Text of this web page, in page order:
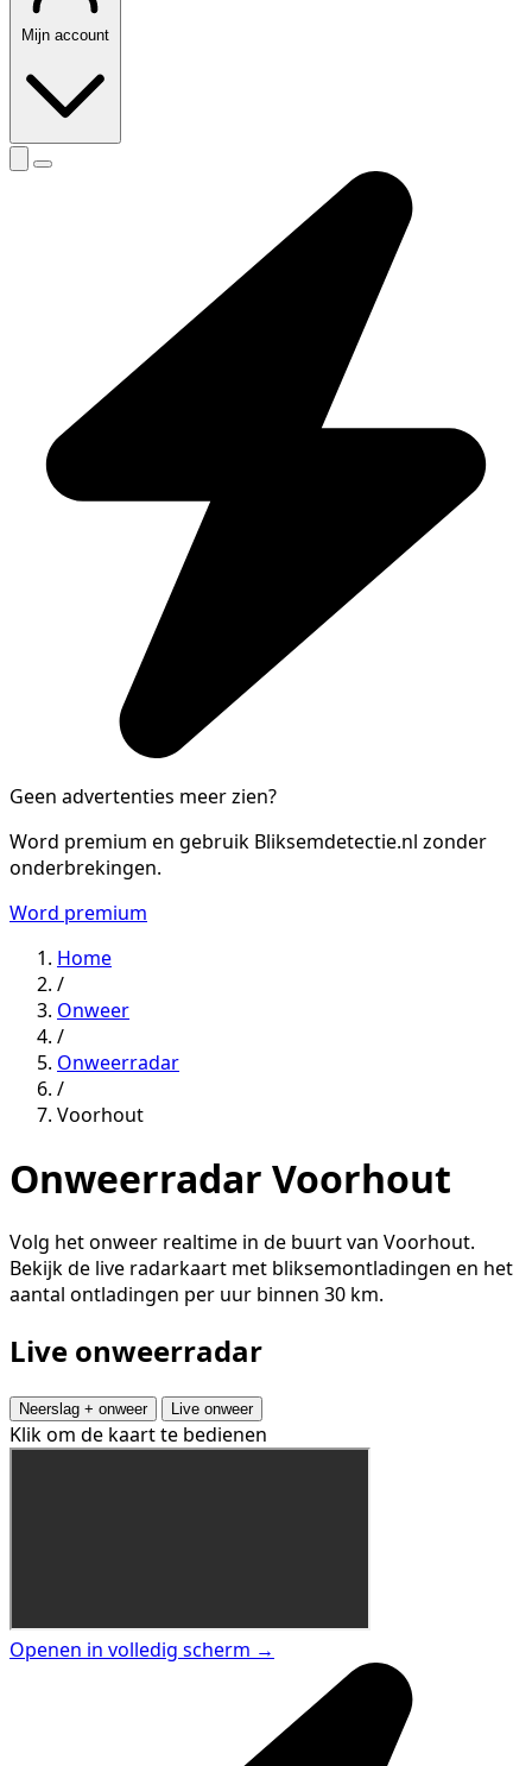
Mijn account
Geen advertenties meer zien?
Word premium en gebruik Bliksemdetectie.nl zonder
onderbrekingen.
Word premium
Home
/
Onweer
/
Onweerradar
/
Voorhout
Onweerradar Voorhout
Volg het onweer realtime in de buurt van Voorhout.
Bekijk de live radarkaart met bliksemontladingen en het
aantal ontladingen per uur binnen 30 km.
Live onweerradar
Neerslag + onweer Live onweer
Klik om de kaart te bedienen
Openen in volledig scherm →